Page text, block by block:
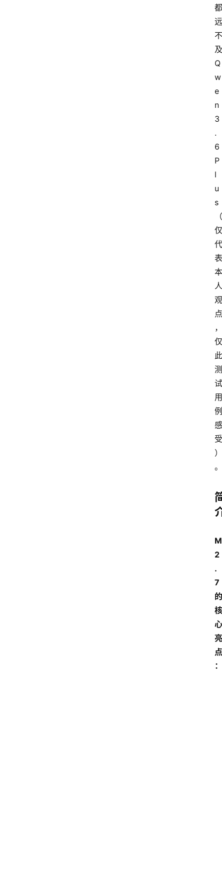
都
远
不
及
Q
w
e
n
3
.
6
P
l
u
s
（
仅
代
表
本
人
观
点
，
仅
此
测
试
用
例
感
受
）
。
M
2
.
7
的
核
心
亮
点
：